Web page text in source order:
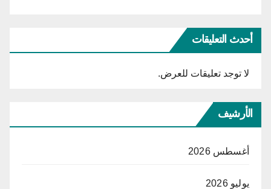
أحدث التعليقات
لا توجد تعليقات للعرض.
الأرشيف
أغسطس 2026
يوليو 2026